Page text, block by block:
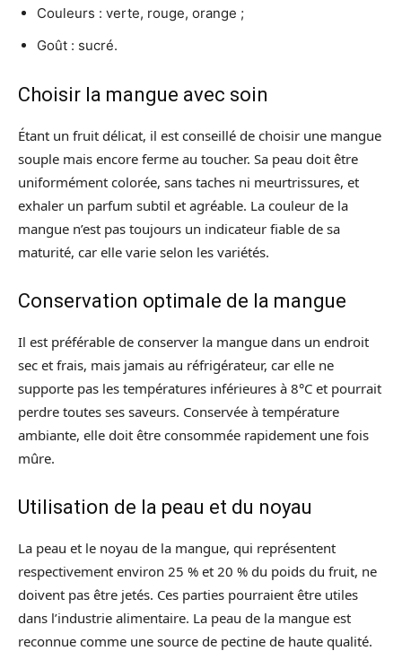
Couleurs : verte, rouge, orange ;
Goût : sucré.
Choisir la mangue avec soin
Étant un fruit délicat, il est conseillé de choisir une mangue
souple mais encore ferme au toucher. Sa peau doit être
uniformément colorée, sans taches ni meurtrissures, et
exhaler un parfum subtil et agréable. La couleur de la
mangue n’est pas toujours un indicateur fiable de sa
maturité, car elle varie selon les variétés.
Conservation optimale de la mangue
Il est préférable de conserver la mangue dans un endroit
sec et frais, mais jamais au réfrigérateur, car elle ne
supporte pas les températures inférieures à 8°C et pourrait
perdre toutes ses saveurs. Conservée à température
ambiante, elle doit être consommée rapidement une fois
mûre.
Utilisation de la peau et du noyau
La peau et le noyau de la mangue, qui représentent
respectivement environ 25 % et 20 % du poids du fruit, ne
doivent pas être jetés. Ces parties pourraient être utiles
dans l’industrie alimentaire. La peau de la mangue est
reconnue comme une source de pectine de haute qualité.